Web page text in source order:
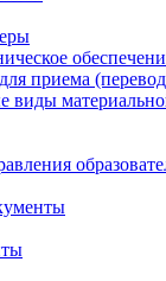
приема
виды